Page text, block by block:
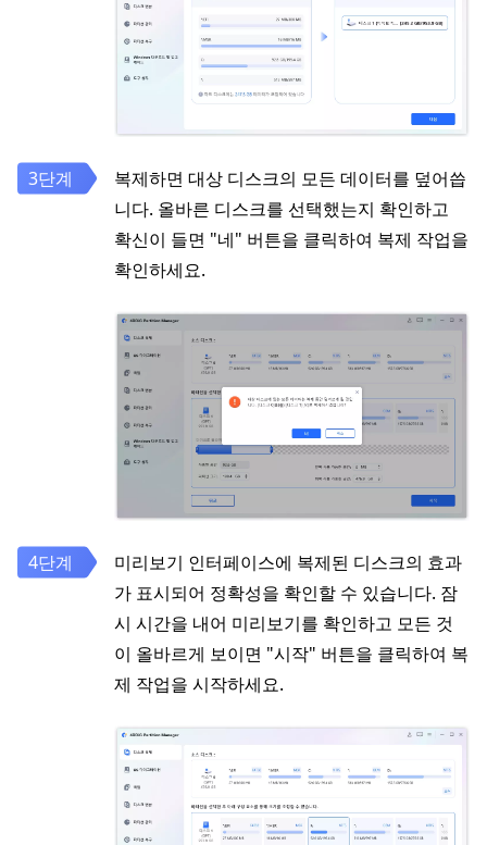
복제하면 대상 디스크의 모든 데이터를 덮어씁
니다. 올바른 디스크를 선택했는지 확인하고
확신이 들면 "네" 버튼을 클릭하여 복제 작업을
확인하세요.
미리보기 인터페이스에 복제된 디스크의 효과
가 표시되어 정확성을 확인할 수 있습니다. 잠
시 시간을 내어 미리보기를 확인하고 모든 것
이 올바르게 보이면 "시작" 버튼을 클릭하여 복
제 작업을 시작하세요.